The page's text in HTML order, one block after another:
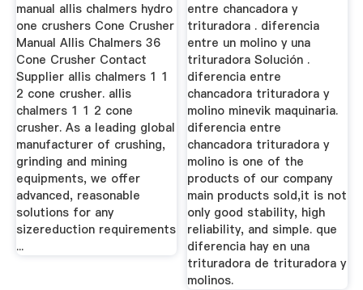
manual allis chalmers hydro
one crushers Cone Crusher
Manual Allis Chalmers 36
Cone Crusher Contact
Supplier allis chalmers 1 1
2 cone crusher. allis
chalmers 1 1 2 cone
crusher. As a leading global
manufacturer of crushing,
grinding and mining
equipments, we offer
advanced, reasonable
solutions for any
sizereduction requirements
...
entre chancadora y
trituradora . diferencia
entre un molino y una
trituradora Solución .
diferencia entre
chancadora trituradora y
molino minevik maquinaria.
diferencia entre
chancadora trituradora y
molino is one of the
products of our company
main products sold,it is not
only good stability, high
reliability, and simple. que
diferencia hay en una
trituradora de trituradora y
molinos.